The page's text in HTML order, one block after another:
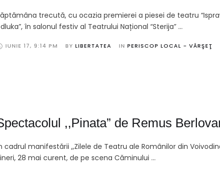
trecută, cu ocazia premierei a piesei de teatru
în salonul festiv al Teatrului Național “Sterija” …
IUNIE 17, 9:14 PM BY LIBERTATEA IN PERISCOP LOCAL - VÂRŞEŢ
,,Pinata” de Remus
cadrul manifestării ,,Zilele de Teatru ale Românilor din
28 mai curent, de pe scena Căminului …